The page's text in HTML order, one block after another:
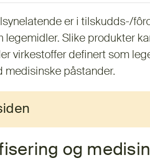
er i tilskudds-/
legemidler. Slike produkter
virkestoffer definert som
medisinske påstander.
og